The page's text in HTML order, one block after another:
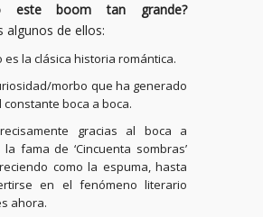
este boom tan grande?
algunos de ellos:
es la clásica historia romántica.
morbo que ha generado
constante boca a boca.
gracias al boca a
la fama de ‘Cincuenta sombras’
como la espuma, hasta
en el fenómeno literario
ahora.